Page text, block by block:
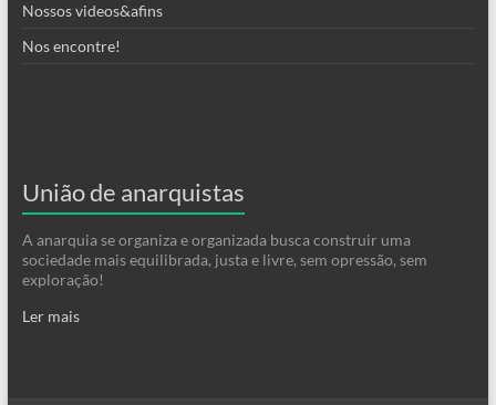
Nossos videos&afins
Nos encontre!
União de anarquistas
A anarquia se organiza e organizada busca construir uma
sociedade mais equilibrada, justa e livre, sem opressão, sem
exploração!
Ler mais